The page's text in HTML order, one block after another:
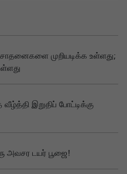
முறியடிக்க உள்ளது;
இறுதிப் போட்டிக்கு
அவசர டயர் பூஜை!